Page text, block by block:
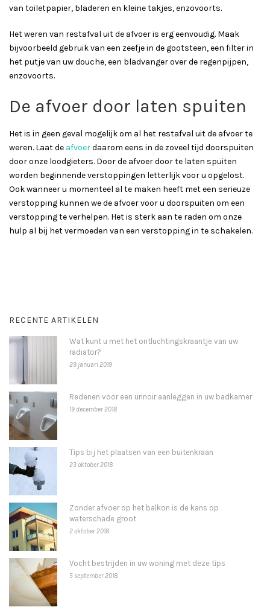
van toiletpapier, bladeren en kleine takjes, enzovoorts.
Het weren van restafval uit de afvoer is erg eenvoudig. Maak
bijvoorbeeld gebruik van een zeefje in de gootsteen, een filter in
het putje van uw douche, een bladvanger over de regenpijpen,
enzovoorts.
De afvoer door laten spuiten
Het is in geen geval mogelijk om al het restafval uit de afvoer te
weren. Laat de afvoerdaarom eens in de zoveel tijd doorspuiten
door onze loodgieters. Door de afvoer door te laten spuiten
worden beginnende verstoppingen letterlijk voor u opgelost.
Ook wanneer u momenteel al te maken heeft met een serieuze
verstopping kunnen we de afvoer voor u doorspuiten om een
verstopping te verhelpen. Het is sterk aan te raden om onze
hulp al bij het vermoeden van een verstopping in te schakelen.
RECENTE ARTIKELEN
Wat kunt u met het ontluchtingskraantje van uw
radiator?
29 januari 2019
Redenen voor een urinoir aanleggen in uw badkamer
19 december 2018
Tips bij het plaatsen van een buitenkraan
23 oktober 2018
Zonder afvoer op het balkon is de kans op
waterschade groot
2 oktober 2018
Vocht bestrijden in uw woning met deze tips
5 september 2018